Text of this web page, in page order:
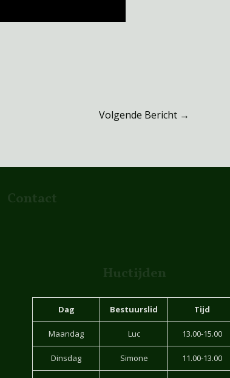
Volgende Bericht →
Contact
Huctijden
Dag Bestuurslid Tijd
Maandag Luc 13.00-15.00
Dinsdag Simone 11.00-13.00